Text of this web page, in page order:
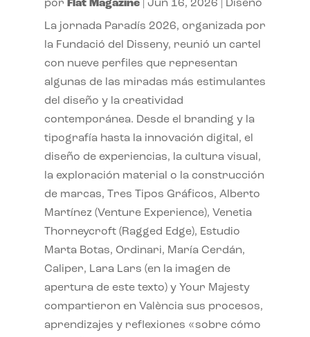
por Flat Magazine| Jun 16, 2026 Diseño
La jornada Paradís 2026, organizada por
la Fundació del Disseny, reunió un cartel
con nueve perfiles que representan
algunas de las miradas más estimulantes
del diseño y la creatividad
contemporánea. Desde el branding y la
tipografía hasta la innovación digital, el
diseño de experiencias, la cultura visual,
la exploración material o la construcción
de marcas, Tres Tipos Gráficos, Alberto
Martínez (Venture Experience), Venetia
Thorneycroft (Ragged Edge), Estudio
Marta Botas, Ordinari, María Cerdán,
Caliper, Lara Lars (en la imagen de
apertura de este texto) y Your Majesty
compartieron en València sus procesos,
aprendizajes y reflexiones «sobre cómo